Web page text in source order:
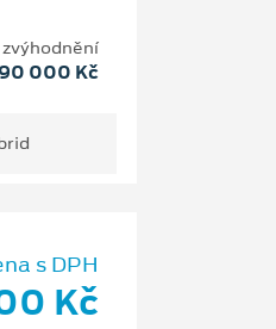
000 Kč
s DPH
Kč